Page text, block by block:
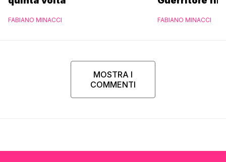
FABIANO MINACCI
l’esclusiva di
FABIANO MINACCI
MOSTRA I
COMMENTI